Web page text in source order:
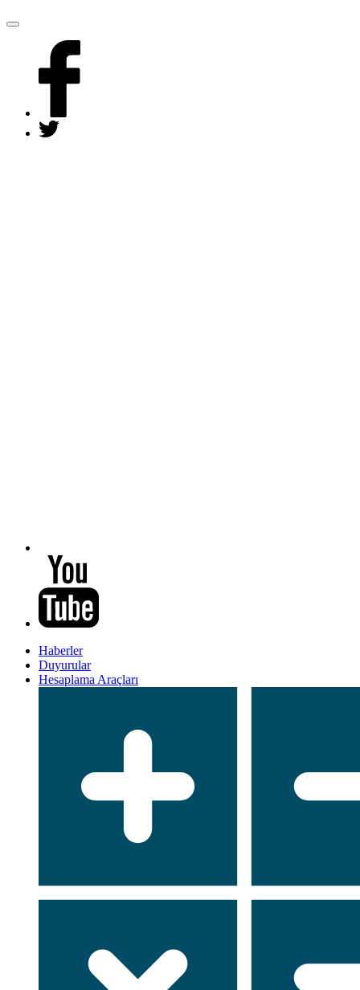
Haberler
Duyurular
Hesaplama Araçları